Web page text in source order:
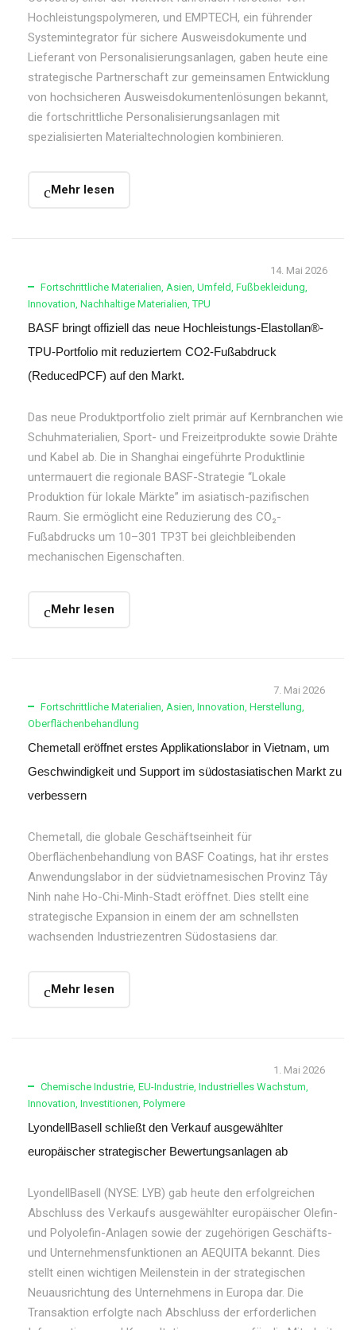
Hochleistungspolymeren, und EMPTECH, ein führender
Systemintegrator für sichere Ausweisdokumente und
Lieferant von Personalisierungsanlagen, gaben heute eine
strategische Partnerschaft zur gemeinsamen Entwicklung
von hochsicheren Ausweisdokumentenlösungen bekannt,
die fortschrittliche Personalisierungsanlagen mit
spezialisierten Materialtechnologien kombinieren.
Mehr lesen
14. Mai 2026
Fortschrittliche Materialien, Asien, Umfeld, Fußbekleidung,
Innovation, Nachhaltige Materialien,TPU
BASF bringt offiziell das neue Hochleistungs-Elastollan®-
TPU-Portfolio mit reduziertem CO2-Fußabdruck
(ReducedPCF) auf den Markt.
Das neue Produktportfolio zielt primär auf Kernbranchen wie
Schuhmaterialien, Sport- und Freizeitprodukte sowie Drähte
und Kabel ab. Die in Shanghai eingeführte Produktlinie
untermauert die regionale BASF-Strategie “Lokale
Produktion für lokale Märkte” im asiatisch-pazifischen
Raum. Sie ermöglicht eine Reduzierung des CO₂-
Fußabdrucks um 10–301 TP3T bei gleichbleibenden
mechanischen Eigenschaften.
Mehr lesen
7. Mai 2026
Fortschrittliche Materialien, Asien, Innovation, Herstellung,
Oberflächenbehandlung
Chemetall eröffnet erstes Applikationslabor in Vietnam, um
Geschwindigkeit und Support im südostasiatischen Markt zu
verbessern
Chemetall, die globale Geschäftseinheit für
Oberflächenbehandlung von BASF Coatings, hat ihr erstes
Anwendungslabor in der südvietnamesischen Provinz Tây
Ninh nahe Ho-Chi-Minh-Stadt eröffnet. Dies stellt eine
strategische Expansion in einem der am schnellsten
wachsenden Industriezentren Südostasiens dar.
Mehr lesen
1. Mai 2026
Chemische Industrie, EU-Industrie, Industrielles Wachstum,
Innovation, Investitionen, Polymere
LyondellBasell schließt den Verkauf ausgewählter
europäischer strategischer Bewertungsanlagen ab
LyondellBasell (NYSE: LYB) gab heute den erfolgreichen
Abschluss des Verkaufs ausgewählter europäischer Olefin-
und Polyolefin-Anlagen sowie der zugehörigen Geschäfts-
und Unternehmensfunktionen an AEQUITA bekannt. Dies
stellt einen wichtigen Meilenstein in der strategischen
Neuausrichtung des Unternehmens in Europa dar. Die
Transaktion erfolgte nach Abschluss der erforderlichen